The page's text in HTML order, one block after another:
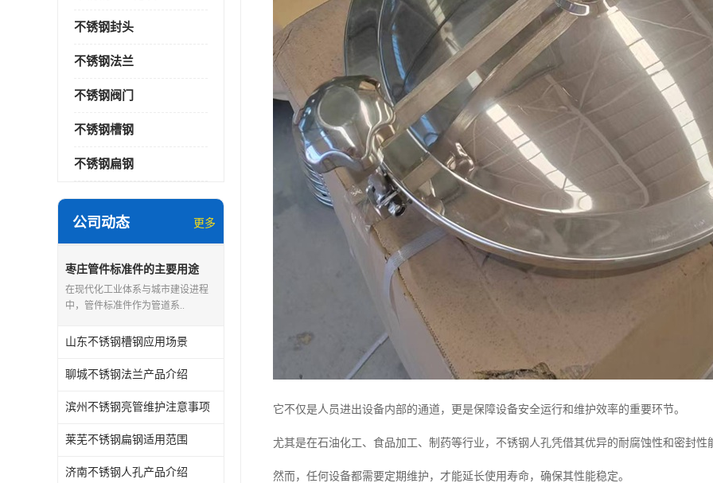
不锈钢封头
不锈钢法兰
不锈钢阀门
不锈钢槽钢
不锈钢扁钢
公司动态 更多
枣庄管件标准件的主要用途
在现代化工业体系与城市建设进程
中，管件标准件作为管道系..
山东不锈钢槽钢应用场景
聊城不锈钢法兰产品介绍
滨州不锈钢亮管维护注意事项
莱芜不锈钢扁钢适用范围
济南不锈钢人孔产品介绍
它不仅是人员进出设备内部的通道，更是保障设备安全运行和维护效率的重要环节。
尤其是在石油化工、食品加工、制药等行业，不锈钢人孔凭借其优异的耐腐蚀性和密封性
然而，任何设备都需要定期维护，才能延长使用寿命，确保其性能稳定。